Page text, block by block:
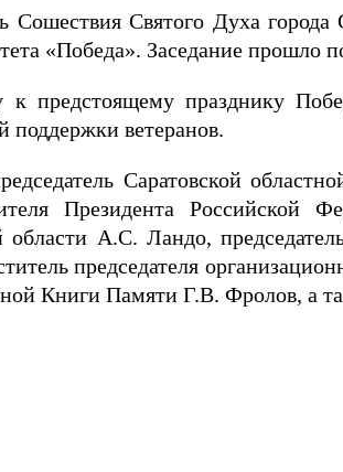
Сошествия Святого Духа
«Победа». Заседание прошло
к предстоящему празднику
поддержки ветеранов.
Саратовской
Президента
А.С. Ландо,
председателя
Книги Памяти Г.В. Фролов, а